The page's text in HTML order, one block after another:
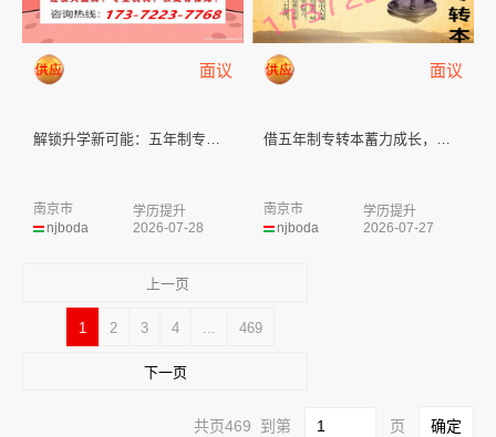
面议
解锁升学新可能：五年制专转本拓...
njboda
南京市
学历提升
2026-07-28
面议
借五年制专转本蓄力成长，在平凡...
njboda
南京市
学历提升
2026-07-27
上一页
1 2 3 4 ... 469
下一页
共页469 到第 页